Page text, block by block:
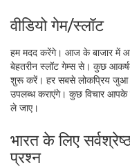
वीडियो गेम/स्लॉट
हम मदद करेंगे। आज के बाजार में
बेहतरीन स्लॉट गेम्स से। कुछ
शुरू करें। हर सबसे लोकप्रिय जुआ
उपलब्ध कराएंगे। कुछ विचार आपके
ले जाए।
भारत के लिए
प्रश्न